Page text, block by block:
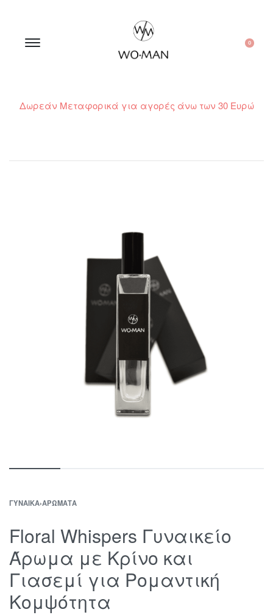
0
Δωρεάν Μεταφορικά για αγορές άνω των 30 Ευρώ
ΓΥΝΑΊΚΑ›ΑΡΏΜΑΤΑ
Floral Whispers Γυναικείο
Άρωμα με Κρίνο και
Γιασεμί για Ρομαντική
Κομψότητα